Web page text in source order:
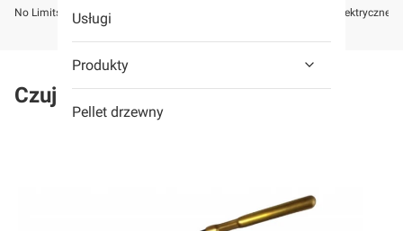
Usługi
Produkty
Pellet drzewny
No Limits Energy - Sklep z kotłami na pellet, drewno, zgazowujące, elektryczne,
Czujnik temperatury CT4 0,5 m